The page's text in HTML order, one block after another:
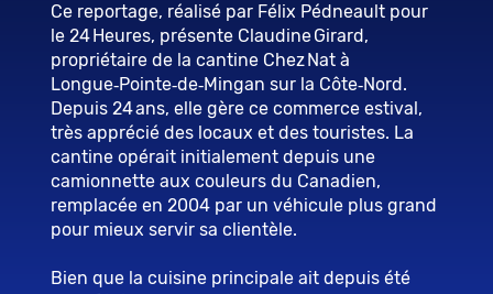
Ce reportage, réalisé par Félix Pédneault pour
le 24 Heures, présente Claudine Girard,
propriétaire de la cantine Chez Nat à
Longue‑Pointe‑de‑Mingan sur la Côte‑Nord.
Depuis 24 ans, elle gère ce commerce estival,
très apprécié des locaux et des touristes. La
cantine opérait initialement depuis une
camionnette aux couleurs du Canadien,
remplacée en 2004 par un véhicule plus grand
pour mieux servir sa clientèle.
Bien que la cuisine principale ait depuis été